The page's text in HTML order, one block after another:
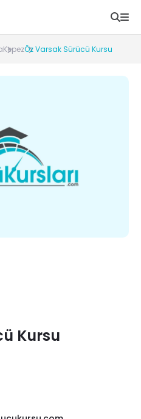
KepezÖz Varsak Sürücü Kursu
Kursu